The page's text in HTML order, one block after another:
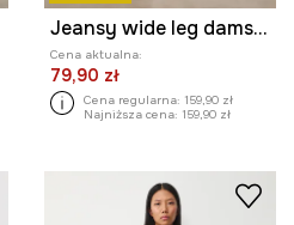
Jeansy wide leg damskie
Cena aktualna:
79,90 zł
Cena regularna: 159,90 zł
Najniższa cena: 159,90 zł